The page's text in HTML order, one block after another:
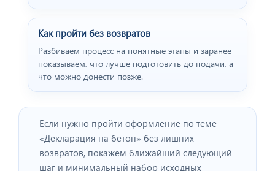
Как пройти без возвратов
Разбиваем процесс на понятные этапы и заранее
показываем, что лучше подготовить до подачи, а
что можно донести позже.
Если нужно пройти оформление по теме
«Декларация на бетон» без лишних
возвратов, покажем ближайший следующий
шаг и минимальный набор исходных